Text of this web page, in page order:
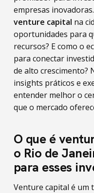
empresas
venture capital na
oportunidades para
recursos? E como o
para conectar
de alto crescimento?
insights práticos e
entender melhor o
que o mercado
O que é
o Rio de
para esses
Venture capital é um